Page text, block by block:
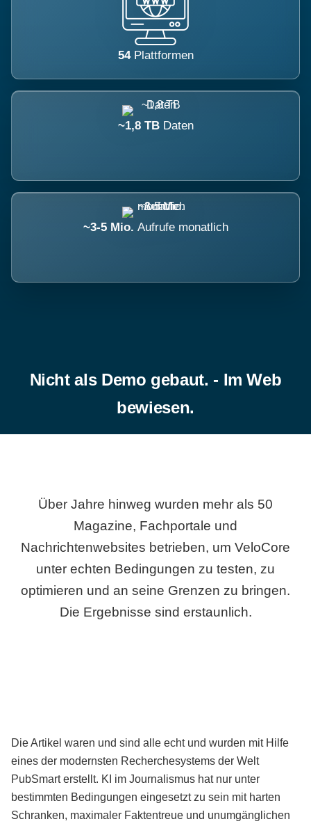
54 Plattformen
~1,8 TB Daten
~3-5 Mio. Aufrufe monatlich
Nicht als Demo gebaut. - Im Web
bewiesen.
Über Jahre hinweg wurden mehr als 50
Magazine, Fachportale und
Nachrichtenwebsites betrieben, um VeloCore
unter echten Bedingungen zu testen, zu
optimieren und an seine Grenzen zu bringen.
Die Ergebnisse sind erstaunlich.
Die Artikel waren und sind alle echt und wurden mit Hilfe
eines der modernsten Recherchesystems der Welt
PubSmart erstellt. KI im Journalismus hat nur unter
bestimmten Bedingungen eingesetzt zu sein mit harten
Schranken, maximaler Faktentreue und unumgänglichen